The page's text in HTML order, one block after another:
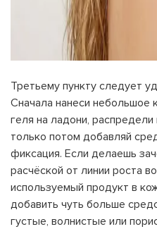
Третьему пункту следует
Сначала нанеси небольшое
геля на ладони,
только потом добавляй
фиксация. Если делаешь
расчёской от линии роста
используемый продукт в
добавить чуть больше
густые, волнистые или